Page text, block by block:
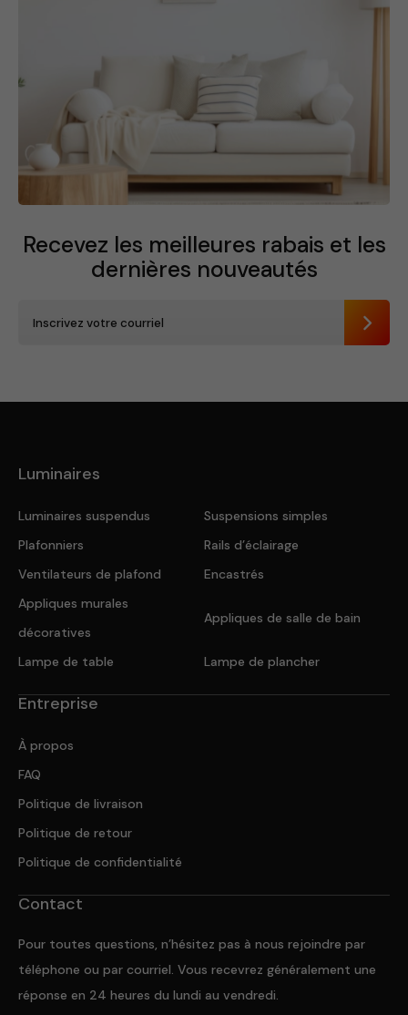
Recevez les meilleures rabais et les
dernières nouveautés
Luminaires
Luminaires suspendus
Suspensions simples
Plafonniers
Rails d’éclairage
Ventilateurs de plafond
Encastrés
Appliques murales
décoratives
Appliques de salle de bain
Lampe de table Lampe de plancher
Entreprise
À propos
FAQ
Politique de livraison
Politique de retour
Politique de confidentialité
Contact
Pour toutes questions, n’hésitez pas à nous rejoindre par
téléphone ou par courriel. Vous recevrez généralement une
réponse en 24 heures du lundi au vendredi.